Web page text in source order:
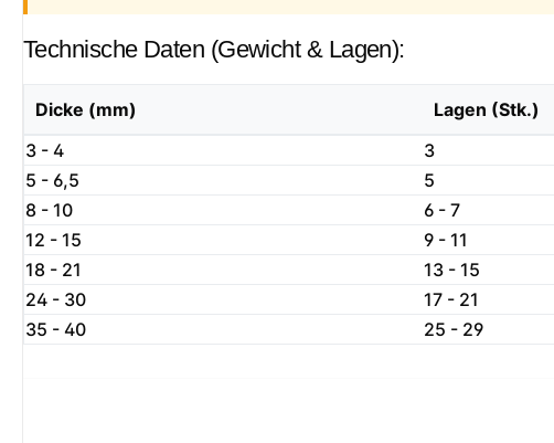
Technische Daten (Gewicht & Lagen):
Dicke (mm) Lagen (Stk.)
3 - 4
3
5 - 6,5
5
8 - 10
6 - 7
12 - 15
9 - 11
18 - 21
13 - 15
24 - 30
17 - 21
35 - 40
25 - 29